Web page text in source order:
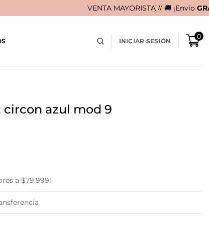
VENTA MAYORISTA // 🚚 ¡EnvíoGRATISen compras
INICIAR SESIÓN
0
azul mod 9
a $79.999!